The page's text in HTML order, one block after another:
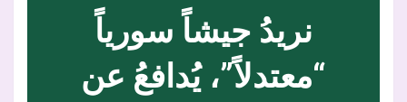
نريدُ جيشاً سورياً
“معتدلاً”، يُدافعُ عن